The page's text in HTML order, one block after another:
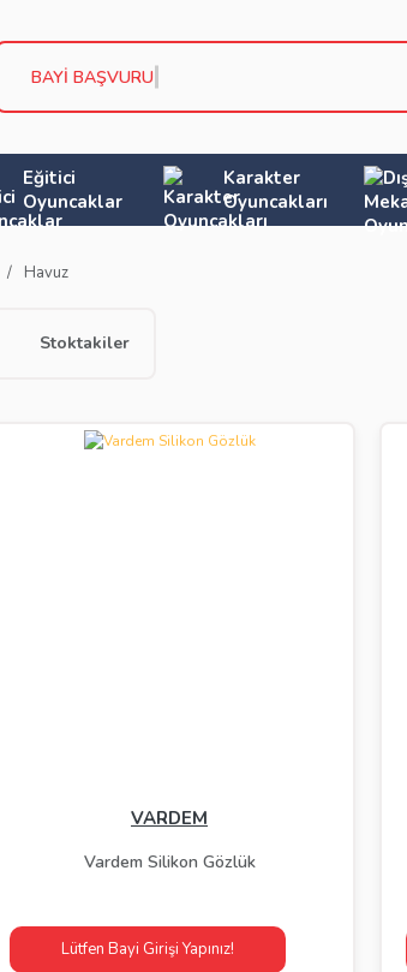
BAYİ BAŞVURU KOŞU
Eğitici
Oyuncaklar
Karakter
Oyuncakları
Havuz
Stoktakiler
VARDEM
Vardem Silikon Gözlük
Lütfen Bayi Girişi Yapınız!